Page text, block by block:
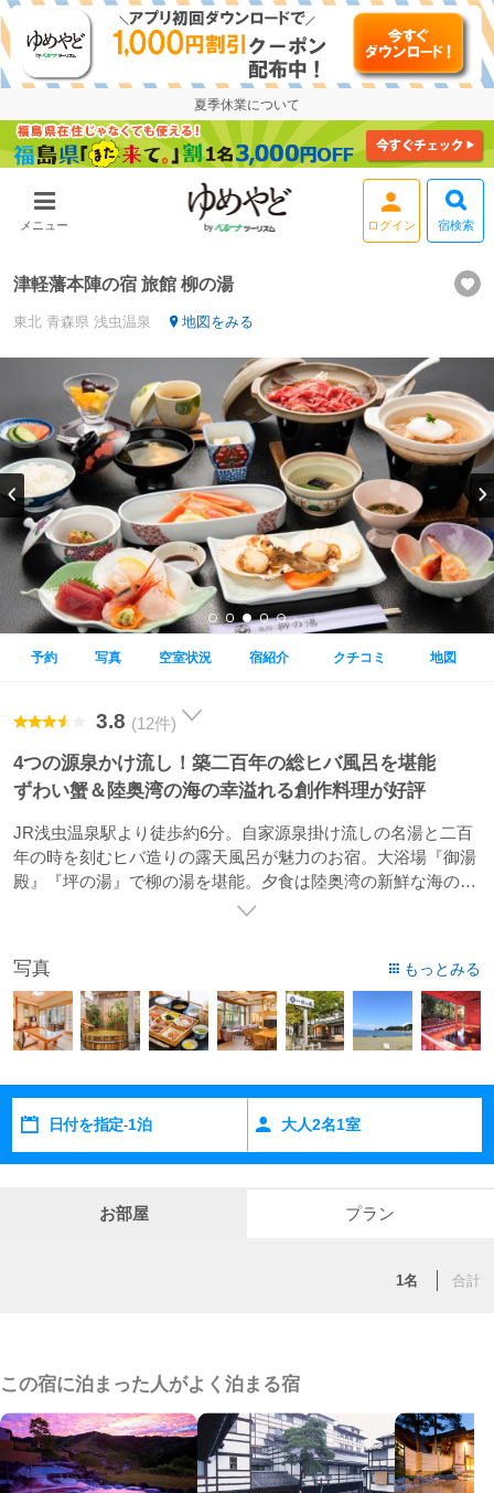
夏季休業について
メニュー 宿検索
津軽藩本陣の宿 旅館 柳の湯
東北 青森県 浅虫温泉 地図をみる
予約 写真 空室状況 宿紹介 クチコミ 地図
3.8 (12件)
4つの源泉かけ流し！築二百年の総ヒバ風呂を堪能
ずわい蟹＆陸奥湾の海の幸溢れる創作料理が好評
JR浅虫温泉駅より徒歩約6分。自家源泉掛け流しの名湯と二百
年の時を刻むヒバ造りの露天風呂が魅力のお宿。大浴場『御湯
殿』『坪の湯』で柳の湯を堪能。夕食は陸奥湾の新鮮な海の幸
を中心とした創作料理をお愉しみ下さい。
写真 もっとみる
日付を指定-1泊 大人2名1室
お部屋 プラン
1名 合計
この宿に泊まった人がよく泊まる宿